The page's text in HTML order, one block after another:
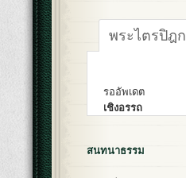
พระไตรปิฎก
รออัพเดต
เชิงอรรถ
สนทนาธรรม